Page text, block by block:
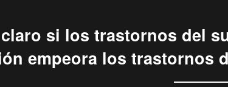
si los trastornos del
empeora los trastornos